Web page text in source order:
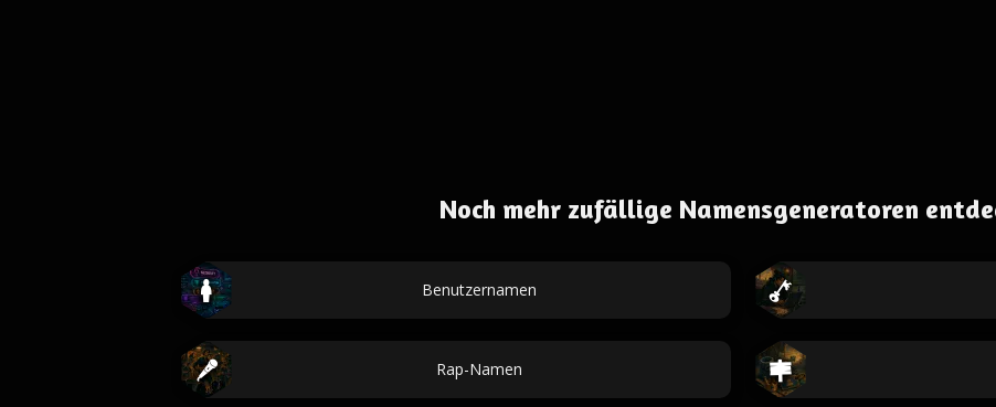
Noch mehr zufällige Namensgeneratoren
Benutzernamen
Rap-Namen